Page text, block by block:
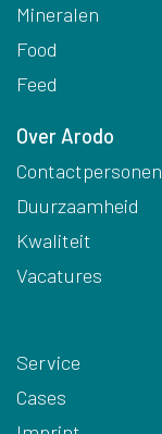
Mineralen
Food
Feed
Over Arodo
Contactpersonen
Duurzaamheid
Kwaliteit
Vacatures
Service
Cases